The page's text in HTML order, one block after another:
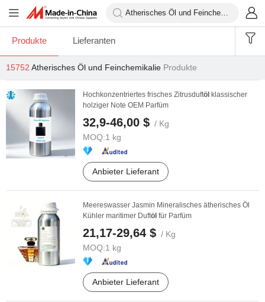
Produkte Lieferanten
15752 Atherisches Öl und Feinchemikalie Produkte
Hochkonzentriertes frisches Zitrusduftöl klassischer
holziger Note OEM Parfüm
32,9-46,00 $ / Kg
MOQ:1 kg
Anbieter Lieferant
Meereswasser Jasmin Mineralisches ätherisches Öl
Kühler maritimer Duftöl für Parfüm
21,17-29,64 $ / Kg
MOQ:1 kg
Anbieter Lieferant